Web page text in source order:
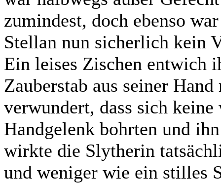
zumindest, doch ebenso
Stellan nun sicherlich kein
Ein leises Zischen entwich
Zauberstab aus seiner
verwundert, dass sich
Handgelenk bohrten und
wirkte die Slytherin
und weniger wie ein stilles